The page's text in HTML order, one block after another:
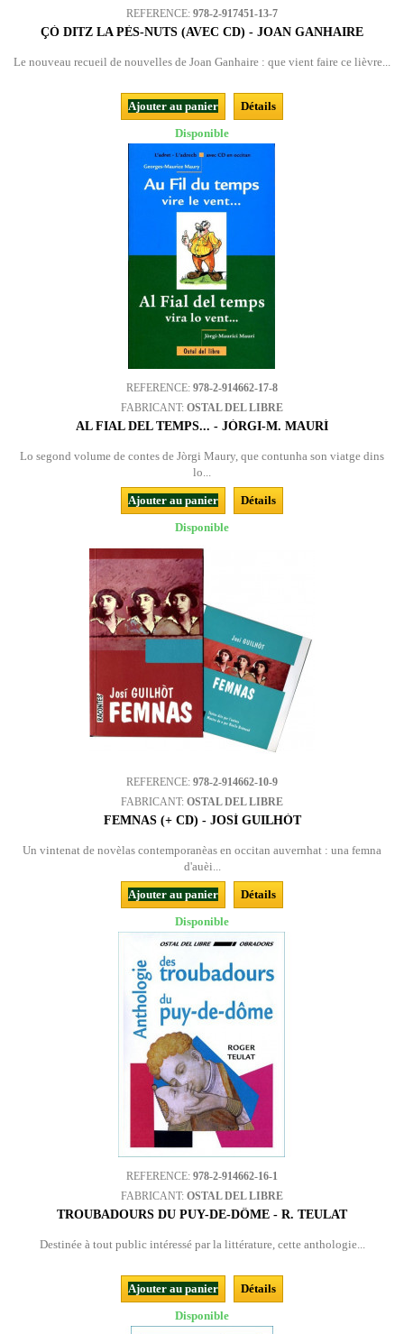
REFERENCE: 978-2-917451-13-7
ÇÒ DITZ LA PÈS-NUTS (AVEC CD) - JOAN GANHAIRE
Le nouveau recueil de nouvelles de Joan Ganhaire : que vient faire ce lièvre...
Ajouter au panier
Détails
Disponible
REFERENCE: 978-2-914662-17-8
FABRICANT: OSTAL DEL LIBRE
AL FIAL DEL TEMPS... - JÒRGI-M. MAURÍ
Lo segond volume de contes de Jòrgi Maury, que contunha son viatge dins
lo...
Ajouter au panier
Détails
Disponible
REFERENCE: 978-2-914662-10-9
FABRICANT: OSTAL DEL LIBRE
FEMNAS (+ CD) - JOSÍ GUILHÒT
Un vintenat de novèlas contemporanèas en occitan auvernhat : una femna
d'auèi...
Ajouter au panier
Détails
Disponible
REFERENCE: 978-2-914662-16-1
FABRICANT: OSTAL DEL LIBRE
TROUBADOURS DU PUY-DE-DÔME - R. TEULAT
Destinée à tout public intéressé par la littérature, cette anthologie...
Ajouter au panier
Détails
Disponible